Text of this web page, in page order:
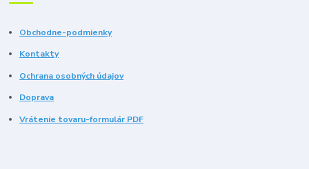
Obchodne-podmienky
Kontakty
Ochrana osobných údajov
Doprava
Vrátenie tovaru-formulár PDF